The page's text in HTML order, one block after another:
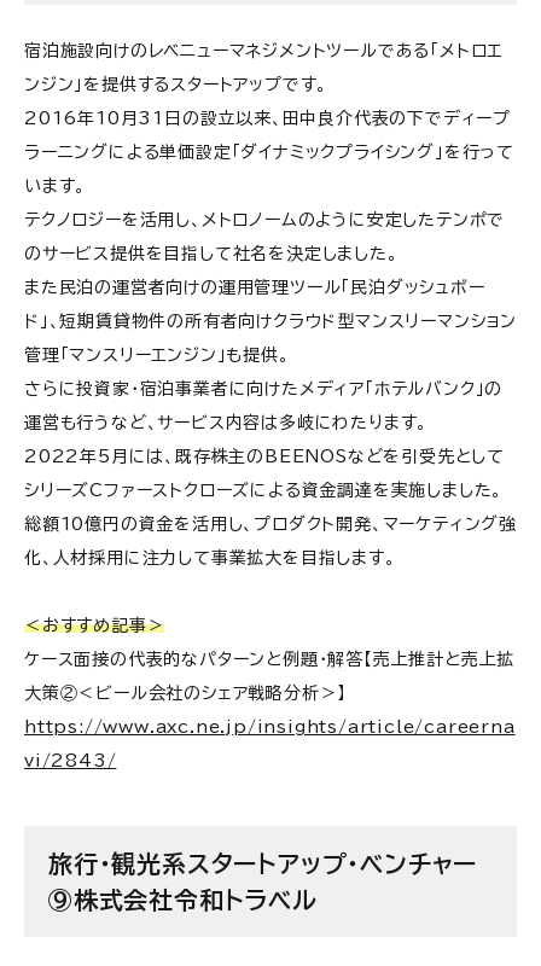
宿泊施設向けのレベニューマネジメントツールである「メトロエ
ンジン」を提供するスタートアップです。
2016年10月31日の設立以来、田中良介代表の下でディープ
ラーニングによる単価設定「ダイナミックプライシング」を行って
います。
テクノロジーを活用し、メトロノームのように安定したテンポで
のサービス提供を目指して社名を決定しました。
また民泊の運営者向けの運用管理ツール「民泊ダッシュボー
ド」、短期賃貸物件の所有者向けクラウド型マンスリーマンション
管理「マンスリーエンジン」も提供。
さらに投資家・宿泊事業者に向けたメディア「ホテルバンク」の
運営も行うなど、サービス内容は多岐にわたります。
2022年5月には、既存株主のBEENOSなどを引受先として
シリーズCファーストクローズによる資金調達を実施しました。
総額10億円の資金を活用し、プロダクト開発、マーケティング強
化、人材採用に注力して事業拡大を目指します。
＜おすすめ記事＞
ケース面接の代表的なパターンと例題・解答【売上推計と売上拡
大策②＜ビール会社のシェア戦略分析＞】
https://www.axc.ne.jp/insights/article/careerna
vi/2843/
旅行・観光系スタートアップ・ベンチャー
⑨株式会社令和トラベル